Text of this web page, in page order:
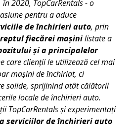
2020, TopCarRentals - o
pentru a aduce
de închirieri auto, prin
fiecărei mașinilistate a
și a principalelor
care clienții le utilizează cel mai
mașini de închiriat, ci
solide, sprijinind atât călătorii
locale de închirieri auto.
TopCarRentals și experimentați
serviciilor de închirieri auto